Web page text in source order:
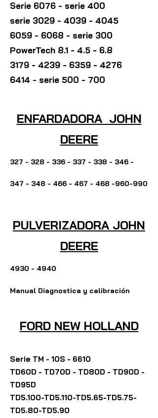
Serie 6076 - serie 400
serie 3029 - 4039 - 4045
6059 - 6068 - serie 300
PowerTech 8.1 - 4.5 - 6.8
3179 - 4239 - 6359 - 4276
6414 - serie 500 - 700
ENFARDADORA JOHN
DEERE
327 - 328 - 336 - 337 - 338 - 346 -
347 - 348 - 466 - 467 - 468 -960-990
PULVERIZADORA JOHN
DEERE
4930 - 4940
Manual Diagnostica y calibración
FORD NEW HOLLAND
Serie TM - 10S - 6610
TD60D - TD70D - TD80D - TD90D -
TD95D
TD5.100-TD5.110-TD5.65-TD5.75-
TD5.80-TD5.90